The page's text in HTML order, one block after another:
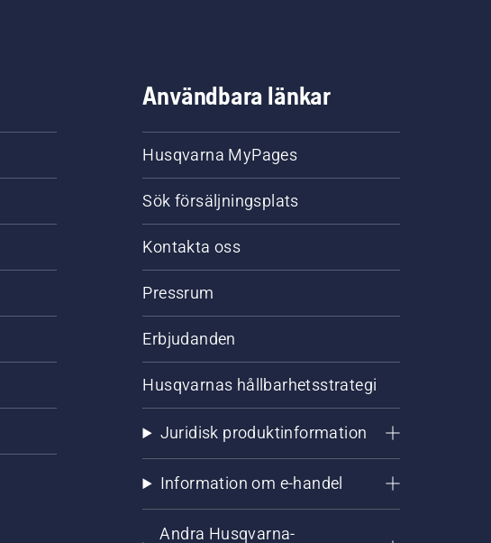
Användbara länkar
Husqvarna MyPages
Sök försäljningsplats
Kontakta oss
Pressrum
Erbjudanden
Husqvarnas hållbarhetsstrategi
Juridisk produktinformation
Information om e-handel
Andra Husqvarna-